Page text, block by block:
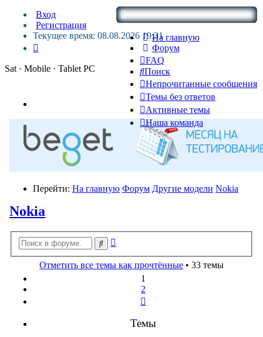
На главную
Форум
FAQ
Поиск
Непрочитанные сообщения
Темы без ответов
Активные темы
Наша команда
Вход
Регистрация
Текущее время: 08.08.2026 19:31
Sat · Mobile · Tablet PC
Перейти: На главную Форум Другие модели Nokia
Nokia
Поиск
Отметить все темы как прочтённые • 33 темы
1
2
Темы